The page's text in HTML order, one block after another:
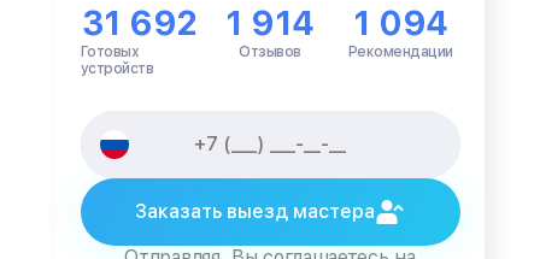
31 692
Готовых
устройств
1 914
Отзывов
1 094
Рекомендации
Заказать выезд мастера